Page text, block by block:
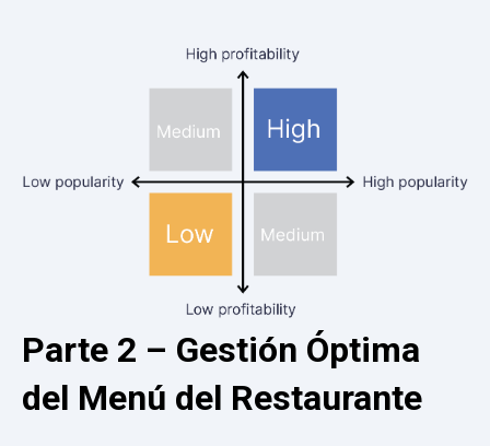
Parte 2 – Gestión Óptima
del Menú del Restaurante